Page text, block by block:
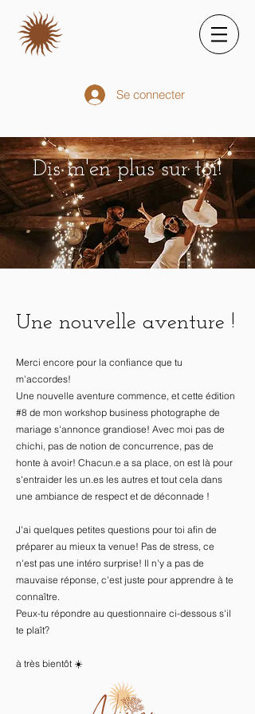
Se connecter
Dis m'en plus sur toi!
Une nouvelle aventure !
Merci encore pour la confiance que tu
m'accordes!
Une nouvelle aventure commence, et cette édition
#8 de mon workshop business photographe de
mariage s'annonce grandiose! Avec moi pas de
chichi, pas de notion de concurrence, pas de
honte à avoir! Chacun.e a sa place, on est là pour
s'entraider les un.es les autres et tout cela dans
une ambiance de respect et de déconnade !
J'ai quelques petites questions pour toi afin de
préparer au mieux ta venue! Pas de stress, ce
n'est pas une intéro surprise! Il n'y a pas de
mauvaise réponse, c'est juste pour apprendre à te
connaître.
Peux-tu répondre au questionnaire ci-dessous s'il
te plaît?
à très bientôt ☀️